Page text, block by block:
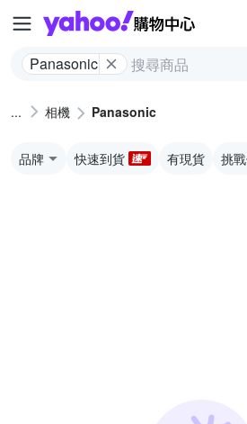
Yahoo
Panasonic
相機 Panasonic
品牌 快速到貨 有現貨 挑